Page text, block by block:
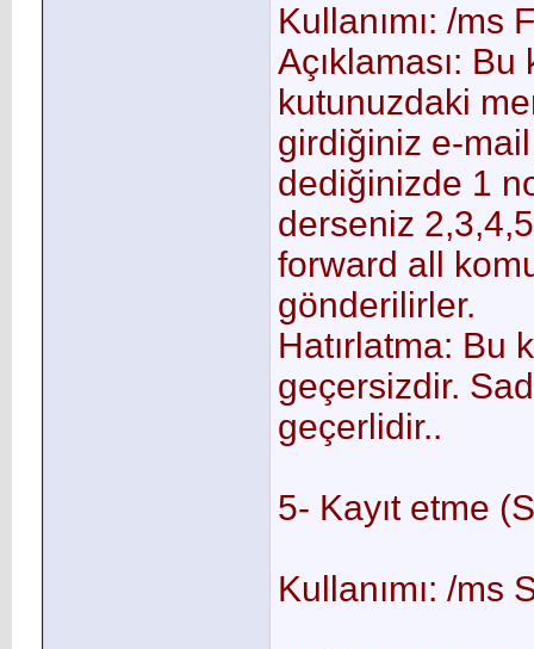
Kullanımı: /ms
Açıklaması:
kutunuzdaki
girdiğiniz e-
dediğinizde 1
derseniz
forward all
gönderilirler.
Hatırlatma: Bu
geçersizdir.
geçerlidir..
5- Kayıt etme
Kullanımı: /ms